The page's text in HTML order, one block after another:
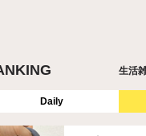
生活
Daily